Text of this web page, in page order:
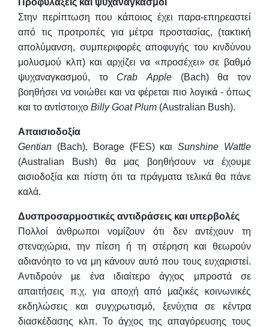
Στην περίπτωση που κάποιος έχει παρα-επηρεαστεί
από τις προτροπές για μέτρα προστασίας, (τακτική
απολύμανση, συμπεριφορές αποφυγής του κινδύνου
μολυσμού κλπ) και αρχίζει να «προσέχει» σε βαθμό
ψυχαναγκασμού, το Crab Apple (Bach) θα τον
βοηθήσει να νοιώθει και να φέρεται πιο λογικά - όπως
και το αντίστοιχο Billy Goat Plum (Australian Bush).
Απαισιοδοξία
Gentian (Bach), Borage (FES) καιSunshine Wattle
(Australian Bush) θα μας βοηθήσουν να έχουμε
αισιοδοξία και πίστη ότι τα πράγματα τελικά θα πάνε
καλά.
Δυσπροσαρμοστικές αντιδράσεις και υπερβολές
Πολλοί άνθρωποι νομίζουν ότι δεν αντέχουν τη
στεναχώρια, την πίεση ή τη στέρηση και θεωρούν
αδιανόητο το να μη κάνουν αυτό που τους ευχαριστεί.
Αντιδρούν με ένα ιδιαίτερο άγχος μπροστά σε
απαιτήσεις π.χ. για αποχή από μαζικές κοινωνικές
εκδηλώσεις και συγχρωτισμό, ξενύχτια σε κέντρα
διασκέδασης κλπ. Το άγχος της απαγόρευσης τους